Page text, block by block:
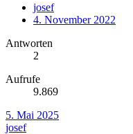
josef
4. November 2022
Antworten
2
Aufrufe
9.869
5. Mai 2025
josef